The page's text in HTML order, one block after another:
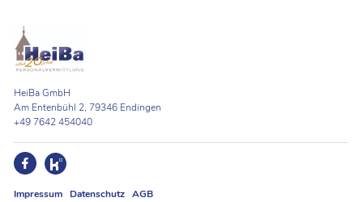
HeiBa GmbH
Am Entenbühl 2, 79346 Endingen
+49 7642 454040
Impressum Datenschutz AGB